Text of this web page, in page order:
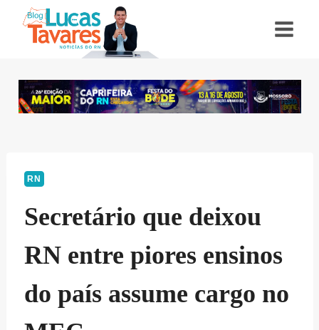
RN
Secretário que deixou
RN entre piores ensinos
do país assume cargo no